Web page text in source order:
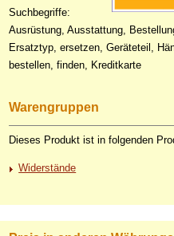
Suchbegriffe:
Ausrüstung, Ausstattung,
Ersatztyp, ersetzen, Geräteteil,
bestellen, finden, Kreditkarte
Warengruppen
Dieses Produkt ist in folgenden
Widerstände